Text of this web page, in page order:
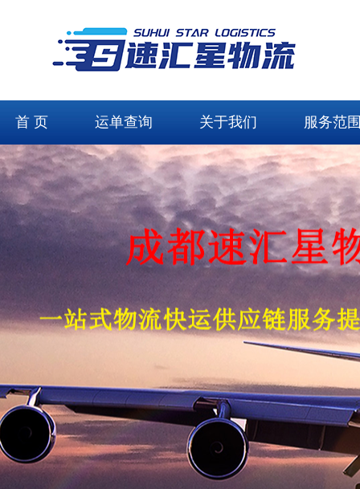
首 页 运单查询 关于我们 服务范